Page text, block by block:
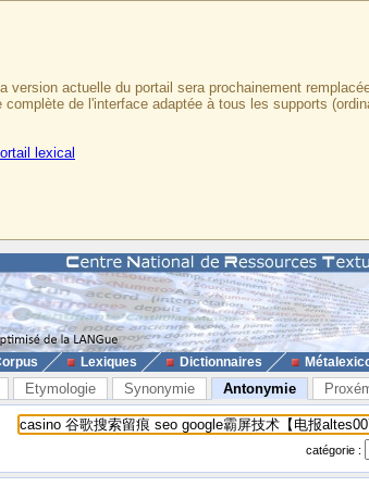
actuelle du portail sera prochainement
complète de l'interface adaptée à tous les supports
lexical
Lexiques Dictionnaires
Etymologie Synonymie Antonymie
catégorie :